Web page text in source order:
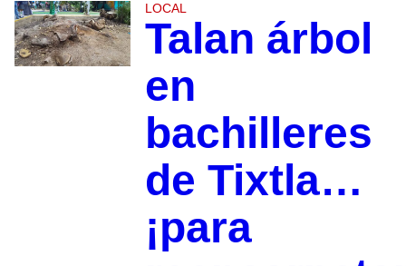
LOCAL
Talan árbol
en
bachilleres
de Tixtla…
¡para